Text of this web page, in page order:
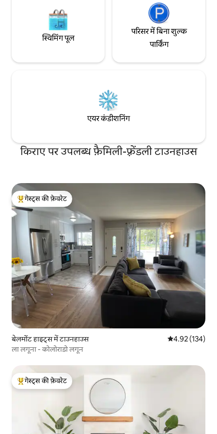
स्विमिंग पूल
परिसर में बिना शुल्क
पार्किंग
एयर कंडीशनिंग
किराए पर उपलब्ध फ़ैमिली-फ़्रेंडली टाउनहाउस
गेस्ट्स का टॉप फ़ेवरेट
गेस्ट्स की फ़ेवरेट
बेलमोंट हाइट्स में टाउनहाउस औसत रेटिंग 5 में से
4.92 (134)
ला लगूना - कोलोराडो लगून
गेस्ट्स का टॉप फ़ेवरेट
गेस्ट्स की फ़ेवरेट